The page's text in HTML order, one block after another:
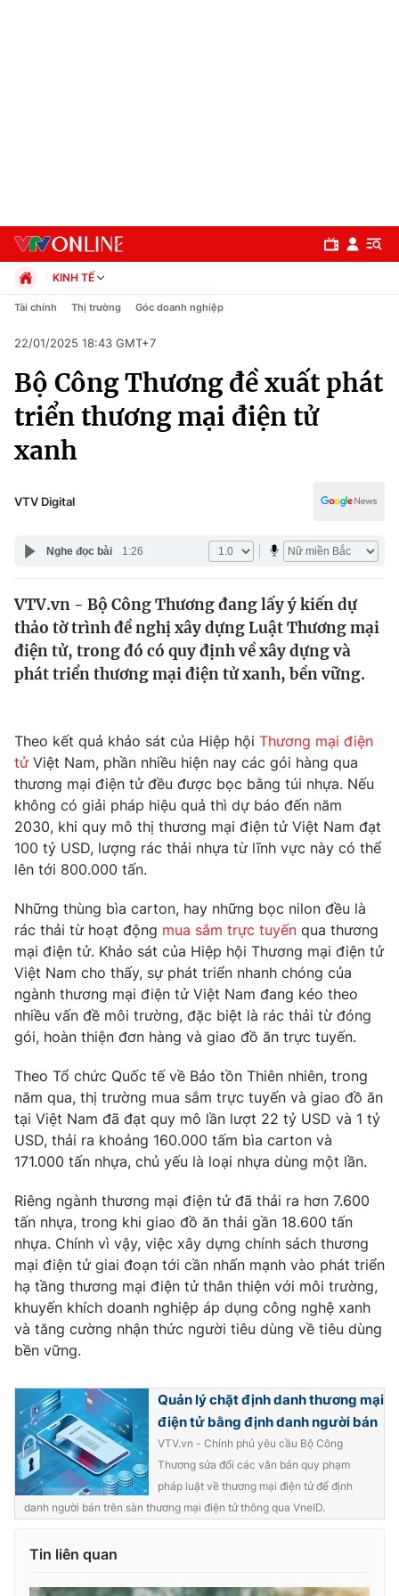
Chuyên mục
Chính trị
Xã hội
Pháp luật
Y tế
Thế giới
Tin tức
Thế giới đó đây
Kinh tế
Thị trường
Góc doanh nghiệp
Truyền hình
Phim VTV
Hậu trường
Nhân vật
Khán giả
Giải sao mai
Giải trí
Điện ảnh
Sao
Đời sống
Du lịch
Làm đẹp
Chất lượng cuộc sống
Giáo dục
Tuyển sinh
Học trực tuyến
Công nghệ
Hitech Công nghệ tương lai
Sản phẩm
Thị trường
Tư vấn
Giao lưu trực tuyến
Lịch phát sóng
Chuyên mục khác
Podcast
Photo Infographic
Video Shorts video
VTV Money VTV Thể thao
Thị trường 24h Tấm lòng Việt
VTV4 Vươn mình bằng AI
Liên hệ tòa soạn English
KINH TẾ
Chính trị
Pháp luật
Kinh tế
Thể thao
Truyền hình
Văn hóa - Giải trí
Tài chính Thị trường Góc doanh nghiệp
22/01/2025 18:43 GMT+7
Bộ Công Thương đề xuất phát
triển thương mại điện tử
xanh
VTV Digital
Nghe đọc bài 1:26
VTV.vn - Bộ Công Thương đang lấy ý kiến dự
thảo tờ trình đề nghị xây dựng Luật Thương mại
điện tử, trong đó có quy định về xây dựng và
phát triển thương mại điện tử xanh, bền vững.
Theo kết quả khảo sát của Hiệp hội Thương mại điện
tửViệt Nam, phần nhiều hiện nay các gói hàng qua
thương mại điện tử đều được bọc bằng túi nhựa. Nếu
không có giải pháp hiệu quả thì dự báo đến năm
2030, khi quy mô thị thương mại điện tử Việt Nam đạt
100 tỷ USD, lượng rác thải nhựa từ lĩnh vực này có thể
lên tới 800.000 tấn.
Những thùng bìa carton, hay những bọc nilon đều là
rác thải từ hoạt động mua sắm trực tuyến qua thương
mại điện tử. Khảo sát của Hiệp hội Thương mại điện tử
Việt Nam cho thấy, sự phát triển nhanh chóng của
ngành thương mại điện tử Việt Nam đang kéo theo
nhiều vấn đề môi trường, đặc biệt là rác thải từ đóng
gói, hoàn thiện đơn hàng và giao đồ ăn trực tuyến.
Theo Tổ chức Quốc tế về Bảo tồn Thiên nhiên, trong
năm qua, thị trường mua sắm trực tuyến và giao đồ ăn
tại Việt Nam đã đạt quy mô lần lượt 22 tỷ USD và 1 tỷ
USD, thải ra khoảng 160.000 tấm bìa carton và
171.000 tấn nhựa, chủ yếu là loại nhựa dùng một lần.
Riêng ngành thương mại điện tử đã thải ra hơn 7.600
tấn nhựa, trong khi giao đồ ăn thải gần 18.600 tấn
nhựa. Chính vì vậy, việc xây dựng chính sách thương
mại điện tử giai đoạn tới cần nhấn mạnh vào phát triển
hạ tầng thương mại điện tử thân thiện với môi trường,
khuyến khích doanh nghiệp áp dụng công nghệ xanh
và tăng cường nhận thức người tiêu dùng về tiêu dùng
bền vững.
Quản lý chặt định danh thương mại
điện tử bằng định danh người bán
VTV.vn - Chính phủ yêu cầu Bộ Công
Thương sửa đổi các văn bản quy phạm
pháp luật về thương mại điện tử để định
danh người bán trên sàn thương mại điện tử thông qua VneID.
Tin liên quan